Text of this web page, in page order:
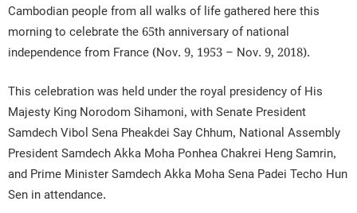
Cambodian people from all walks of life gathered here this
morning to celebrate the 65th anniversary of national
independence from France (Nov. 9, 1953 – Nov. 9, 2018).
This celebration was held under the royal presidency of His
Majesty King Norodom Sihamoni, with Senate President
Samdech Vibol Sena Pheakdei Say Chhum, National Assembly
President Samdech Akka Moha Ponhea Chakrei Heng Samrin,
and Prime Minister Samdech Akka Moha Sena Padei Techo Hun
Sen in attendance.